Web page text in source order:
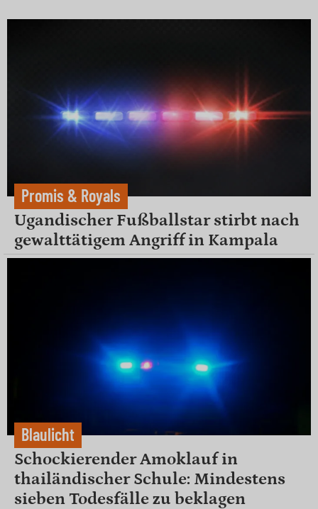
Promis & Royals
Ugandischer Fußballstar stirbt nach
gewalttätigem Angriff in Kampala
Blaulicht
Schockierender Amoklauf in
thailändischer Schule: Mindestens
sieben Todesfälle zu beklagen